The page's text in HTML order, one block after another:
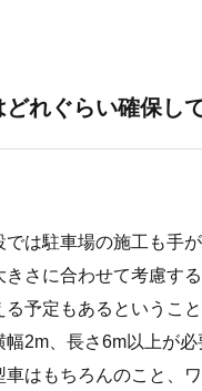
れぐらい確保し
は駐車場の施工も手
さに合わせて考慮す
予定もあるというこ
2m、長さ6m以上が
はもちろんのこと、